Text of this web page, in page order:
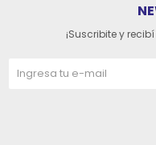
¡Suscribite y